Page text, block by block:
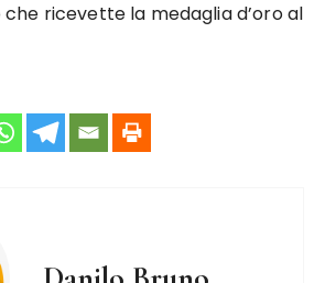
ricevette la medaglia d’oro al